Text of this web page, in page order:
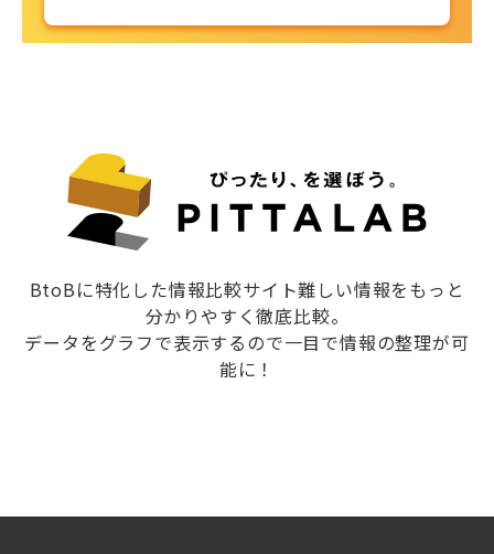
BtoBに特化した情報比較サイト難しい情報をもっと
分かりやすく徹底比較。
データをグラフで表示するので一目で情報の整理が可
能に！